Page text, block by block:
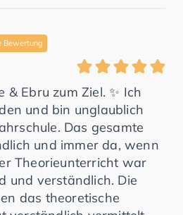
Bewertung
& Ebru zum Ziel. ✨ Ich
und bin unglaublich
Das gesamte
und immer da, wenn
Theorieunterricht war
und verständlich. Die
das theoretische